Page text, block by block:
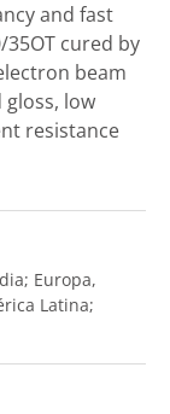
and fast
35OT cured by
beam
gloss, low
resistance
Europa,
Latina;